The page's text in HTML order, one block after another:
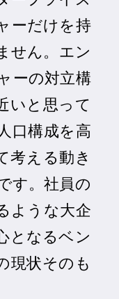
ーだけを持
せん。エン
ーの対立構
いと思って
口構成を高
考える動き
す。社員の
ような大企
となるベン
現状そのも